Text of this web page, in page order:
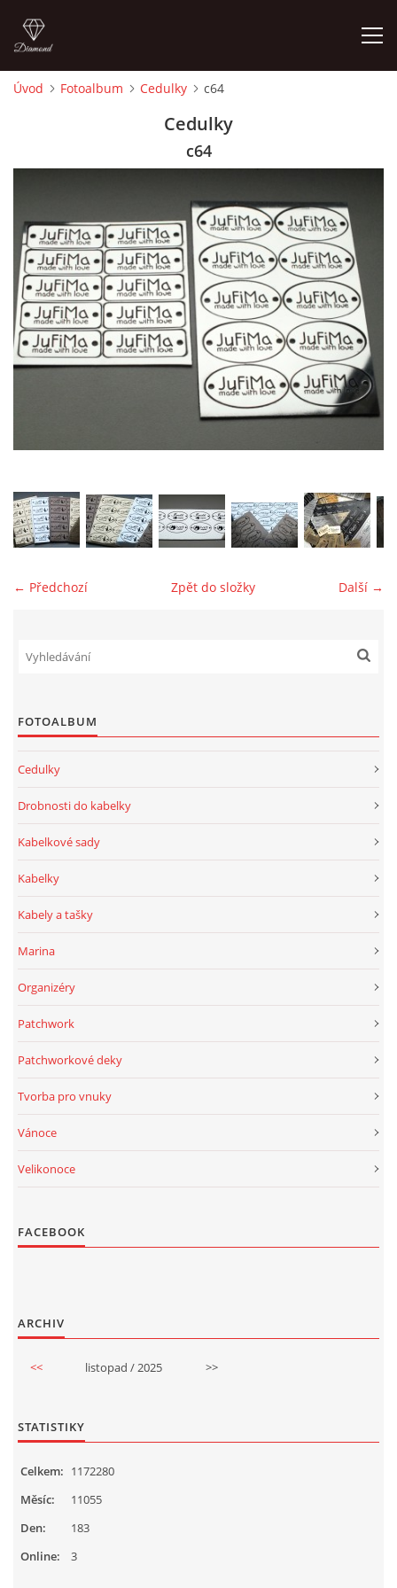
MOJE POSLEDNÍ PRÁCE
Úvod Fotoalbum Cedulky c64
Cedulky
c64
← Předchozí Další →
Zpět do složky
FOTOALBUM
Cedulky
Drobnosti do kabelky
Kabelkové sady
Kabelky
Kabely a tašky
Marina
Organizéry
Patchwork
Patchworkové deky
Tvorba pro vnuky
Vánoce
Velikonoce
FACEBOOK
ARCHIV
<< listopad / 2025 >>
STATISTIKY
Online: 3
Celkem: 1172280
Měsíc:
11055
Den:
183